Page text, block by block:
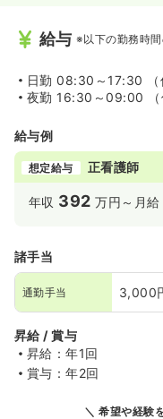
給与 ※以下の勤務時
日勤 08:30～17:30 （
夜勤 16:30～09:00 （
給与例
想定給与 正看護師
年収 392 万円～ 月給
諸手当
通勤手当 3,000
昇給 / 賞与
昇給：年1回
賞与：年2回
希望や経験